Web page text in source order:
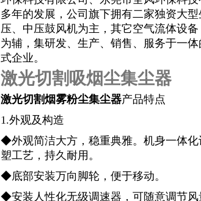
多年的发展，公司旗下拥有二家独资大
压、中压鼓风机为主，其它空气流体设
为辅，集研发、生产、销售、服务于一
式企业。
激光切割吸烟尘集尘器
激光切割烟雾粉尘集尘器产品特点
1.外观及构造
◆外观简洁大方，稳重典雅。机身一体
塑工艺，持久耐用。
◆底部安装万向脚轮，便于移动。
◆安装人性化无级调速器，可随意调节风